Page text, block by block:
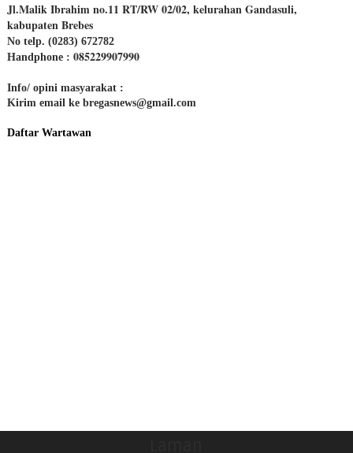
Jl.Malik Ibrahim no.11 RT/RW 02/02, kelurahan Gandasuli,
kabupaten Brebes
No telp. (0283) 672782
Handphone : 085229907990
Info/ opini masyarakat :
Kirim email ke bregasnews@gmail.com
Daftar Wartawan